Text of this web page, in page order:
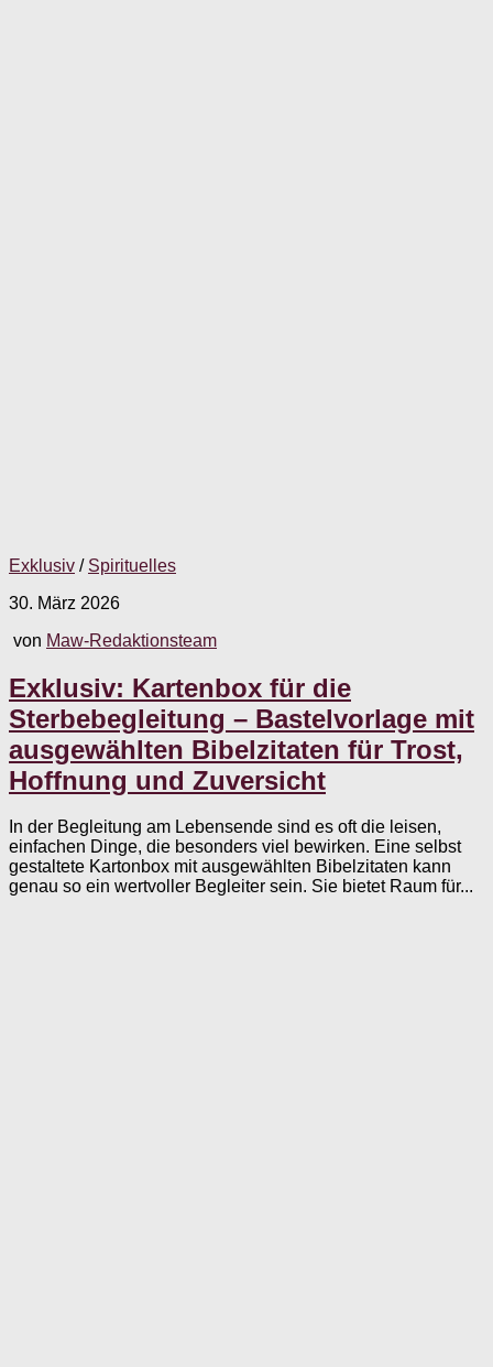
Exklusiv / Spirituelles
30. März 2026
von Maw-Redaktionsteam
Exklusiv: Kartenbox für die
Sterbebegleitung – Bastelvorlage mit
ausgewählten Bibelzitaten für Trost,
Hoffnung und Zuversicht
In der Begleitung am Lebensende sind es oft die leisen,
einfachen Dinge, die besonders viel bewirken. Eine selbst
gestaltete Kartonbox mit ausgewählten Bibelzitaten kann
genau so ein wertvoller Begleiter sein. Sie bietet Raum für...